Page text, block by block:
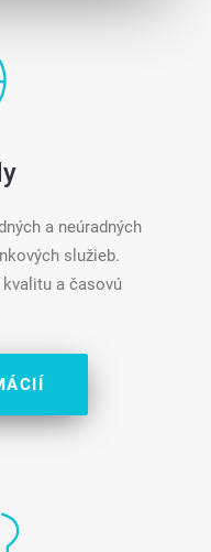
a neúradných
služieb.
a časovú